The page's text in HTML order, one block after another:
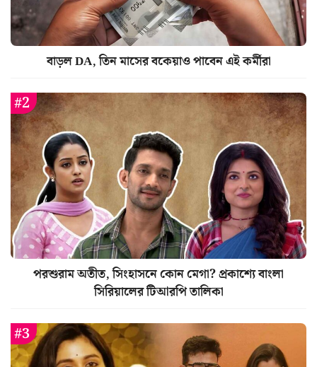
বাড়ল DA, তিন মাসের বকেয়াও পাবেন এই কর্মীরা
পরশুরাম অতীত, সিংহাসনে কোন মেগা? প্রকাশ্যে বাংলা
সিরিয়ালের টিআরপি তালিকা